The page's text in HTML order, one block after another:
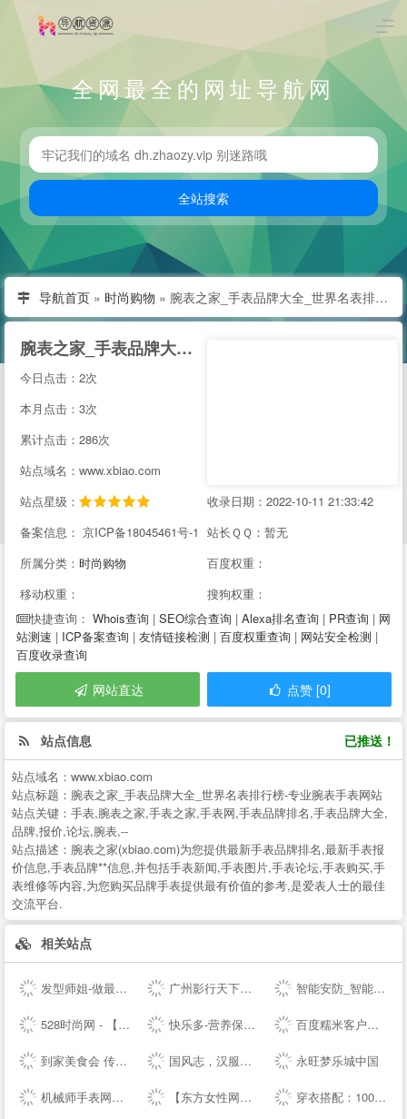
全网最全的网址导航网
导航首页 » 时尚购物 » 腕表之家_手表品牌大全_世界名表排行榜-专业腕表手表网站
腕表之家_手表品牌大全_世界名表排行榜-专业腕表手表网站
今日点击：2次
本月点击：3次
累计点击：286次
站点域名：www.xbiao.com
站点星级：
收录日期：2022-10-11 21:33:42
备案信息： 京ICP备18045461号-1 站长ＱＱ：暂无
所属分类： 时尚购物
百度权重：
移动权重：
搜狗权重：
快捷查询： Whois查询 | SEO综合查询 | Alexa排名查询 | PR查询 | 网
站测速 | ICP备案查询 | 友情链接检测 | 百度权重查询 | 网站安全检测 |
百度收录查询
网站直达 点赞 [0]
站点信息 已推送！
站点域名： www.xbiao.com
站点标题： 腕表之家_手表品牌大全_世界名表排行榜-专业腕表手表网站
站点关键： 手表,腕表之家,手表之家,手表网,手表品牌排名,手表品牌大全,
品牌,报价,论坛,腕表,--
站点描述： 腕表之家(xbiao.com)为您提供最新手表品牌排名,最新手表报
价信息,手表品牌**信息,并包括手表新闻,手表图片,手表论坛,手表购买,手
表维修等内容,为您购买品牌手表提供最有价值的参考,是爱表人士的最佳
交流平台.
相关站点
发型师姐-做最贴心的发型设计网 广州影行天下文化传播有限公司 智能安防_智能家居_智能办公_人工智能机器人-梨花恋--
528时尚网 - 【HAO528时尚网】 快乐多-营养保健,美容护肤品专业网,打造品质好生活,值得信赖 百度糯米客户端--百度糯米--客户端下载页
到家美食会 传递好滋味 国风志，汉服正版导航站 Guofengzhi, Hanfu Genuine Navigation Station | 永旺梦乐城中国
机械师手表网—海外自营仓储直邮手表，名表百年品牌文化 【东方女性网】女人我最大做时尚潮女人_时尚潮流女性_时尚女人 穿衣搭配：100款服装搭配技巧-穿衣搭配网-搭配搜